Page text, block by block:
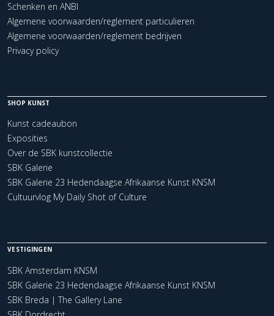
Schenken en ANBI
Algemene voorwaarden/reglement particulieren
Algemene voorwaarden/reglement bedrijven
Privacy policy
SHOP KUNST
Kunst cadeaubon
Exposities
Over de SBK kunstcollectie
SBK Galerie
SBK Galerie 23 Hedendaagse Afrikaanse Kunst KNSM
Cultuurvlog My Daily Shot of Culture
VESTIGINGEN
SBK Amsterdam KNSM
SBK Galerie 23 Hedendaagse Afrikaanse Kunst KNSM
SBK Breda | The Gallery Lane